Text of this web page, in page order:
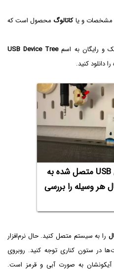
و یاکاتالوگ محصول است که
و رایگان به اسمUSB Device Tree
دانلود کنید.
چگونه لیست وسایل USB متصل شده به
هر وسیله را بررسی
را به سیستم متصل کنید. حال نرم‌افزار
در ستون کناری توجه کنید. روبروی
آیکونشان به صورت آبی و قرمز است.